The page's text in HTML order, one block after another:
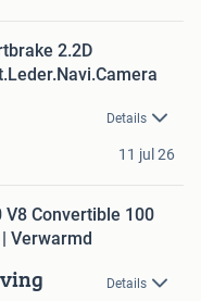
2.2D
Details
11 jul 26
V8 Convertible 100
Verwarmd
Details